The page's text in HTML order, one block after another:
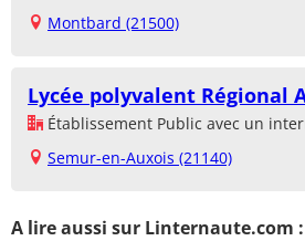
Montbard (21500)
Lycée polyvalent Régional
Établissement Public avec un
Semur-en-Auxois (21140)
A lire aussi sur Linternaute.com :